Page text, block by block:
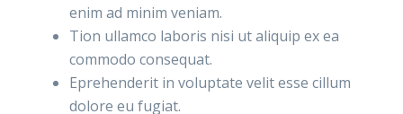
enim ad minim veniam.
Tion ullamco laboris nisi ut aliquip ex ea
commodo consequat.
Eprehenderit in voluptate velit esse cillum
dolore eu fugiat.